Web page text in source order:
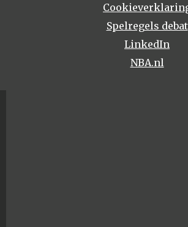
Spelregels debat
LinkedIn
NBA.nl